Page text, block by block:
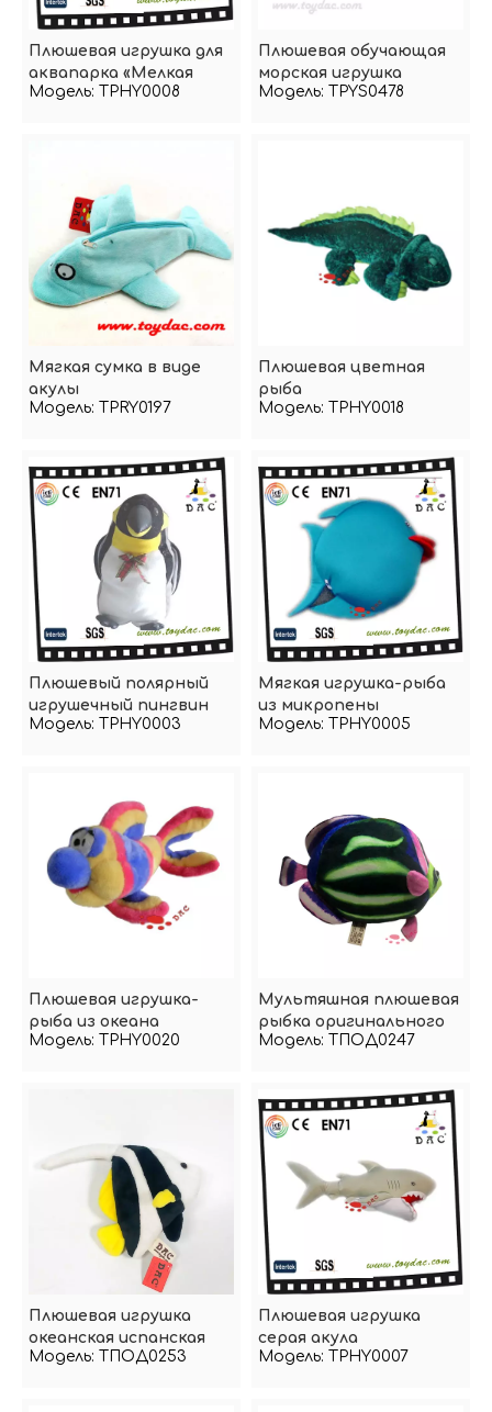
Плюшевая игрушка для
аквапарка «Мелкая
рыбка»
Модель: TPHY0008
Плюшевая обучающая
морская игрушка
«кальмар»
Модель: TPYS0478
Мягкая сумка в виде
акулы
Модель: TPRY0197
Плюшевая цветная
рыба
Модель: TPHY0018
Плюшевый полярный
игрушечный пингвин
Модель: TPHY0003
Мягкая игрушка-рыба
из микропены
Модель: TPHY0005
Плюшевая игрушка-
рыба из океана
Модель: TPHY0020
Мультяшная плюшевая
рыбка оригинального
дизайна
Модель: ТПОД0247
Плюшевая игрушка
океанская испанская
скумбрия
Модель: ТПОД0253
Плюшевая игрушка
серая акула
Модель: TPHY0007